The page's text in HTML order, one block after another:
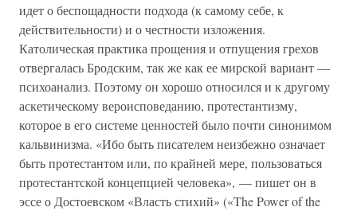
идет о беспощадности подхода (к самому себе, к
действительности) и о честности изложения.
Католическая практика прощения и отпущения грехов
отвергалась Бродским, так же как ее мирской вариант —
психоанализ. Поэтому он хорошо относился и к другому
аскетическому вероисповеданию, протестантизму,
которое в его системе ценностей было почти синонимом
кальвинизма. «Ибо быть писателем неизбежно означает
быть протестантом или, по крайней мере, пользоваться
протестантской концепцией человека», — пишет он в
эссе о Достоевском «Власть стихий» («The Power of the